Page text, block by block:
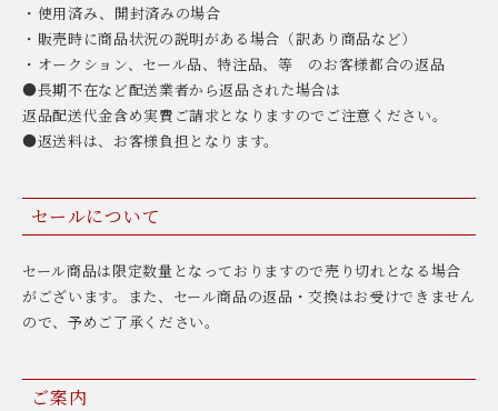
・使用済み、開封済みの場合
・販売時に商品状況の説明がある場合（訳あり商品など）
・オークション、セール品、特注品、等 のお客様都合の返品
●長期不在など配送業者から返品された場合は
返品配送代金含め実費ご請求となりますのでご注意ください。
●返送料は、お客様負担となります。
セールについて
セール商品は限定数量となっておりますので売り切れとなる場合
がございます。また、セール商品の返品・交換はお受けできません
ので、予めご了承ください。
ご案内